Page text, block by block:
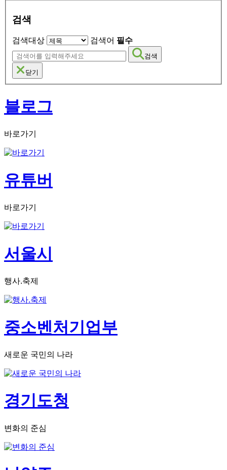
검색
검색대상 검색어 필수
검색
닫기
블로그
바로가기
유튜버
바로가기
서울시
행사.축제
중소벤처기업부
새로운 국민의 나라
경기도청
변화의 준심